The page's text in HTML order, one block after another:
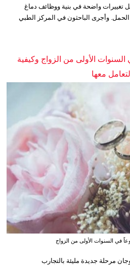
تغييرات واضحة في بنية ووظائف دماغ
وأجرى الباحثون في المركز الطبي
الأولى من الزواج وكيفية
التعامل معها
في السنوات الأولى من الزواج
مرحلة جديدة مليئة بالتجارب